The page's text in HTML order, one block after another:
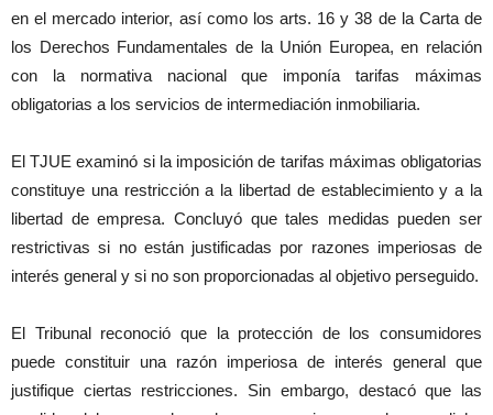
en el mercado interior, así como los arts. 16 y 38 de la Carta de
los Derechos Fundamentales de la Unión Europea, en relación
con la normativa nacional que imponía tarifas máximas
obligatorias a los servicios de intermediación inmobiliaria.
El TJUE examinó si la imposición de tarifas máximas obligatorias
constituye una restricción a la libertad de establecimiento y a la
libertad de empresa. Concluyó que tales medidas pueden ser
restrictivas si no están justificadas por razones imperiosas de
interés general y si no son proporcionadas al objetivo perseguido.
El Tribunal reconoció que la protección de los consumidores
puede constituir una razón imperiosa de interés general que
justifique ciertas restricciones. Sin embargo, destacó que las